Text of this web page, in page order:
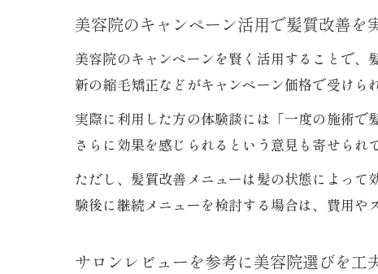
美容院のキャンペーン活用で髪質改善を
美容院のキャンペーンを賢く活用することで
新の縮毛矯正などがキャンペーン価格で受けら
実際に利用した方の体験談には「一度の施術
さらに効果を感じられるという意見も寄せられ
ただし、髪質改善メニューは髪の状態によっ
験後に継続メニューを検討する場合は、費用や
サロンレビューを参考に美容院選びを工